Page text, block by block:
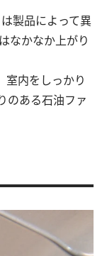
製品によって異
なかなか上がり
室内をしっかり
のある石油ファ